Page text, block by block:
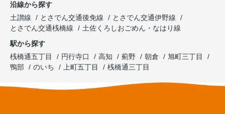
沿線から探す
土讃線
とさでん交通後免線
とさでん交通伊野線
とさでん交通桟橋線
土佐くろしおごめん・なはり線
駅から探す
桟橋通五丁目
円行寺口 高知 薊野 朝倉
旭町三丁目
鴨部
のいち 上町五丁目 桟橋通三丁目